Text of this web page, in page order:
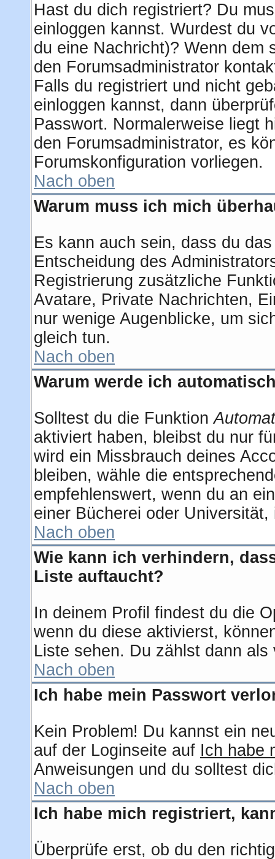
Hast du dich registriert? Du
einloggen kannst. Wurdest du
du eine Nachricht)? Wenn dem
den Forumsadministrator
Falls du registriert und nicht
einloggen kannst, dann
Passwort. Normalerweise liegt
den Forumsadministrator, es
Forumskonfiguration vorliegen.
Nach oben
Warum muss ich mich
Es kann auch sein, dass du
Entscheidung des
Registrierung zusätzliche
Avatare, Private Nachrichten,
nur wenige Augenblicke, um
gleich tun.
Nach oben
Warum werde ich
Solltest du die Funktion
aktiviert haben, bleibst du nur
wird ein Missbrauch deines
bleiben, wähle die
empfehlenswert, wenn du an
einer Bücherei oder
Nach oben
Wie kann ich verhindern,
Liste auftaucht?
In deinem Profil findest du die
wenn du diese aktivierst,
Liste sehen. Du zählst dann
Nach oben
Ich habe mein Passwort
Kein Problem! Du kannst ein
auf der Loginseite auf Ich habe
Anweisungen und du solltest
Nach oben
Ich habe mich registriert,
Überprüfe erst, ob du den